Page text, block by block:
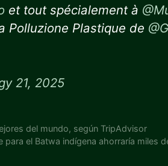
et tout spécialement à
Polluzione Plastique de
21, 2025
del mundo, según TripAdvisor
el Batwa indígena ahorraría miles